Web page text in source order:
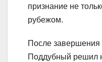
признание не
рубежом.
После завершения
Поддубный решил